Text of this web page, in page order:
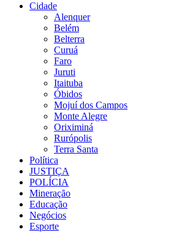
Cidade
Alenquer
Belém
Belterra
Curuá
Faro
Juruti
Itaituba
Óbidos
Mojuí dos Campos
Monte Alegre
Oriximiná
Rurópolis
Terra Santa
Política
JUSTIÇA
POLÍCIA
Mineração
Educação
Negócios
Esporte